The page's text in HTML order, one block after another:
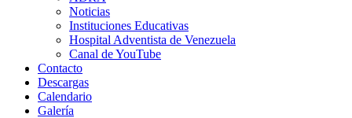
Noticias
Instituciones Educativas
Hospital Adventista de Venezuela
Canal de YouTube
Contacto
Descargas
Calendario
Galería